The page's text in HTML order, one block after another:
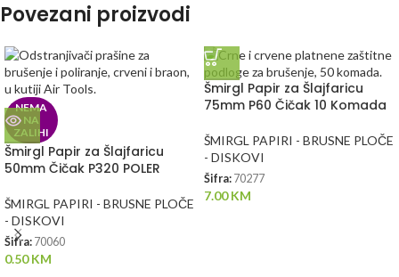
Povezani proizvodi
NEMA
NA
ZALIHI
Šmirgl Papir za Šlajfaricu
50mm Čičak P320 POLER
ŠMIRGL PAPIRI - BRUSNE PLOČE
- DISKOVI
Šifra: 70060
0.50KM
Šmirgl Papir za Šlajfaricu
75mm P60 Čičak 10 Komada
ŠMIRGL PAPIRI - BRUSNE PLOČE
- DISKOVI
Šifra: 70277
7.00KM